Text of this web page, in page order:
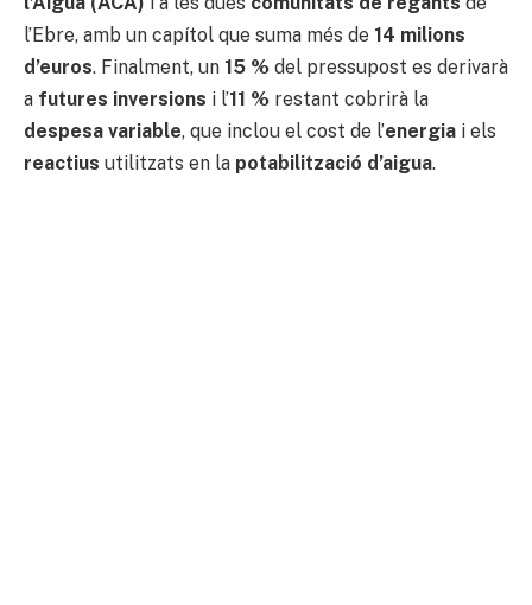
l’Ebre, amb un capítol que suma més de 14 milions
d’euros. Finalment, un 15 % del pressupost es derivarà
a futures inversions i l’11 % restant cobrirà la
despesa variable, que inclou el cost de l’energia i els
reactius utilitzats en la potabilització d’aigua.